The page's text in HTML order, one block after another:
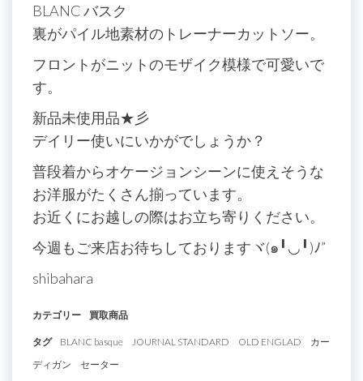
BLANC バスク
裏がパイル地素材のトレーナーカットソー。
フロントがニットのモザイク模様で可愛いで
す。
新品未使用品★彡
デイリー使いにいかがでしょうか？
普段着からオケージョンシーンに使えそうな
お洋服がたくさん揃っています。
お近くにお越しの際はお立ち寄りください。
今週もご来店お待ちしておりますヾ(๑╹◡╹)ﾉ”
shibahara
カテゴリー 買取商品
タグ BLANC basque JOURNAL STANDARD OLD ENGLAD
カー
ディガン
セーター